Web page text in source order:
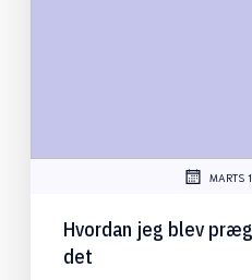
MARTS
Hvordan jeg blev
det